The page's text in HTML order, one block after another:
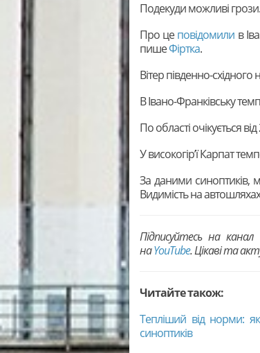
Подекуди можливі грози.
Про цеповідомили в
пишеФіртка.
Вітер південно-
В Івано-Франківську
По області очікується
У високогір’ї Карпат
За даними синоптиків,
Видимість на
Підписуйтесь на
наYouTubе. Цікаві та
Читайте також:
Тепліший від норми:
синоптиків